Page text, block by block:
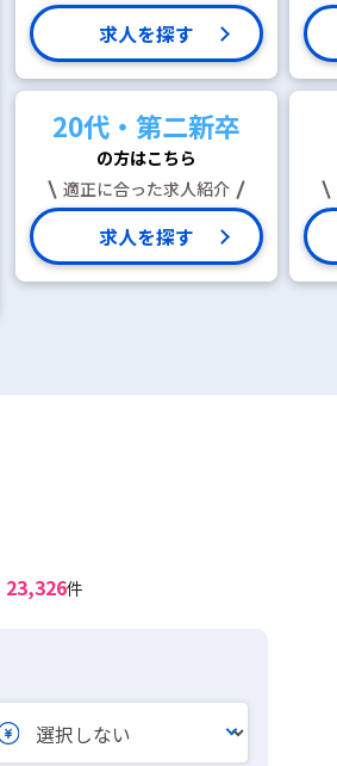
求人を探す
20代・第二新卒
の方はこちら
適正に合った求人紹介
求人を探す
23,326件